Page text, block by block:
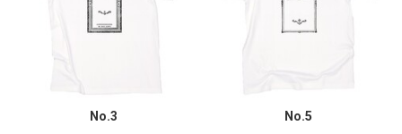
No.3 No.5